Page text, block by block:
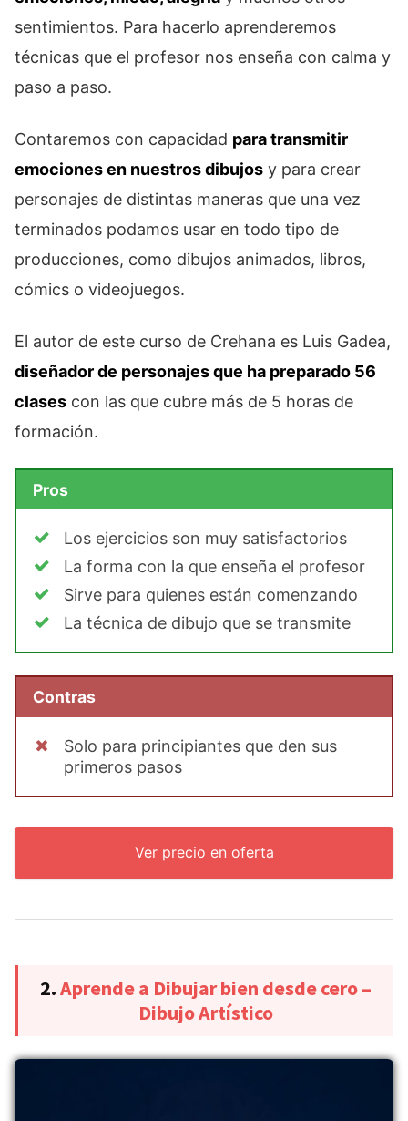
sentimientos. Para hacerlo aprenderemos
técnicas que el profesor nos enseña con calma y
paso a paso.
Contaremos con capacidad para transmitir
emociones en nuestros dibujos y para crear
personajes de distintas maneras que una vez
terminados podamos usar en todo tipo de
producciones, como dibujos animados, libros,
cómics o videojuegos.
El autor de este curso de Crehana es Luis Gadea,
diseñador de personajes que ha preparado 56
clases con las que cubre más de 5 horas de
formación.
Pros
Los ejercicios son muy satisfactorios
La forma con la que enseña el profesor
Sirve para quienes están comenzando
La técnica de dibujo que se transmite
Contras
Solo para principiantes que den sus
primeros pasos
Ver precio en oferta
2.Aprende a Dibujar bien desde cero –
Dibujo Artístico